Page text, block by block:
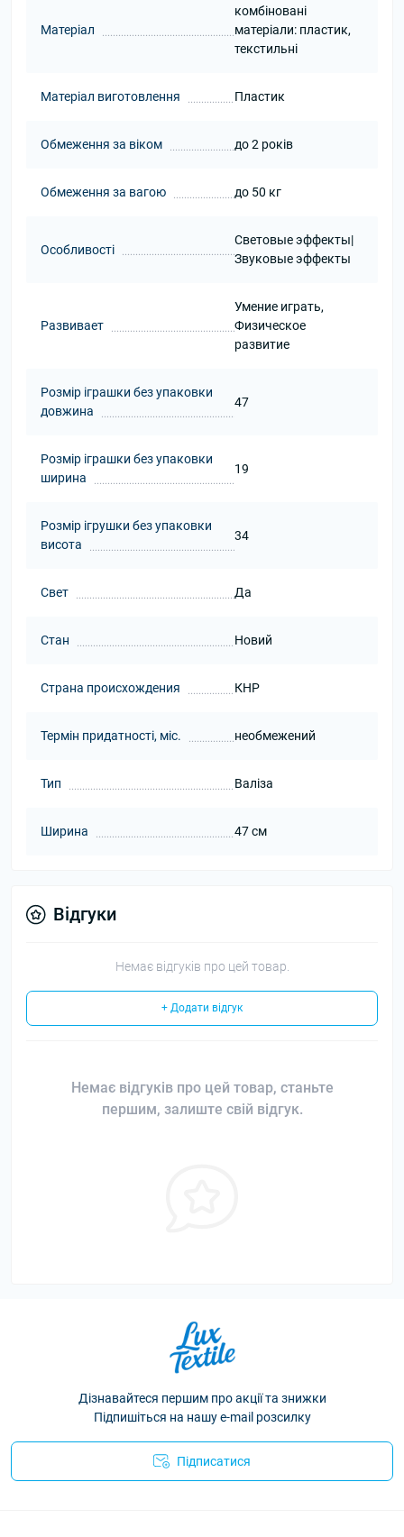
Матеріал
комбіновані
матеріали: пластик,
текстильні
Матеріал виготовлення Пластик
Обмеження за віком до 2 років
Обмеження за вагою до 50 кг
Особливості
Световые эффекты|
Звуковые эффекты
Развивает
Умение играть,
Физическое
развитие
Розмір іграшки без упаковки
довжина
47
Розмір іграшки без упаковки
ширина
19
Розмір ігрушки без упаковки
висота
34
Свет Да
Стан Новий
Страна происхождения КНР
Термін придатності, міс. необмежений
Тип Валіза
Ширина 47 см
Відгуки
Немає відгуків про цей товар.
+ Додати відгук
Немає відгуків про цей товар, станьте
першим, залиште свій відгук.
Дізнавайтеся першим про акції та знижки
Підпишіться на нашу e-mail розсилку
Підписатися